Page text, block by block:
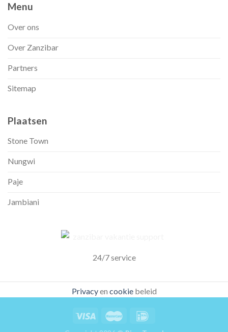
Menu
Over ons
Over Zanzibar
Partners
Sitemap
Plaatsen
Stone Town
Nungwi
Paje
Jambiani
24/7 service
Privacyen cookiebeleid